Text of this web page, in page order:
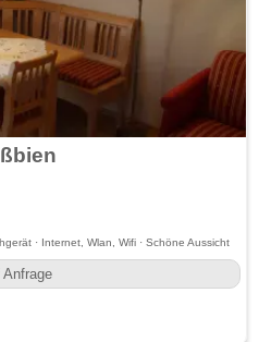
· Internet, Wlan, Wifi · Schöne Aussicht
Anfrage